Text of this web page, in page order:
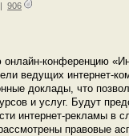
906
конференцию
ведущих интернет-
доклады, что
и услуг. Будут
интернет-рекламы в
правовые